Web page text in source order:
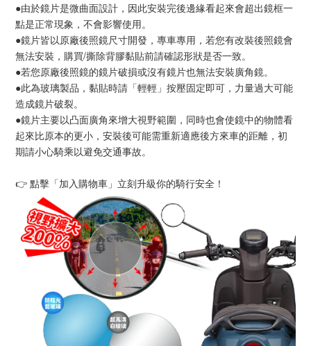
●由於鏡片是微曲面設計，因此安裝完後邊緣看起來會超出鏡框一
點是正常現象，不會影響使用。
●鏡片皆以原廠後照鏡尺寸開發，專車專用，若您有改裝後照鏡會
無法安裝，購買/撕除背膠黏貼前請確認形狀是否一致。
●若您原廠後照鏡的鏡片破損或沒有鏡片也無法安裝廣角鏡。
●此為玻璃製品，黏貼時請「輕輕」按壓固定即可，力量過大可能
造成鏡片破裂。
●鏡片主要以凸面廣角來增大視野範圍，同時也會使鏡中的物體看
起來比原本的更小，安裝後可能需重新適應後方來車的距離，初
期請小心騎乘以避免交通事故。
👉 點擊「加入購物車」立刻升級你的騎行安全！